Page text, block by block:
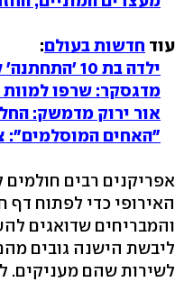
עוד חדשות בעולם:
ילדה בת 10 'התחתנה' ליד מיטת אביה הגוסס
מדגסקר: שרפו למוות 2 זרים ש'סחרו באברים'
אור ירוק מדמשק:
"האחים המוסלמים":
אפריקנים רבים חולמים
האירופי כדי לפתוח
והמבריחים שדואגים
ליבשת הישנה גובים
לשירות שהם מעניקים.